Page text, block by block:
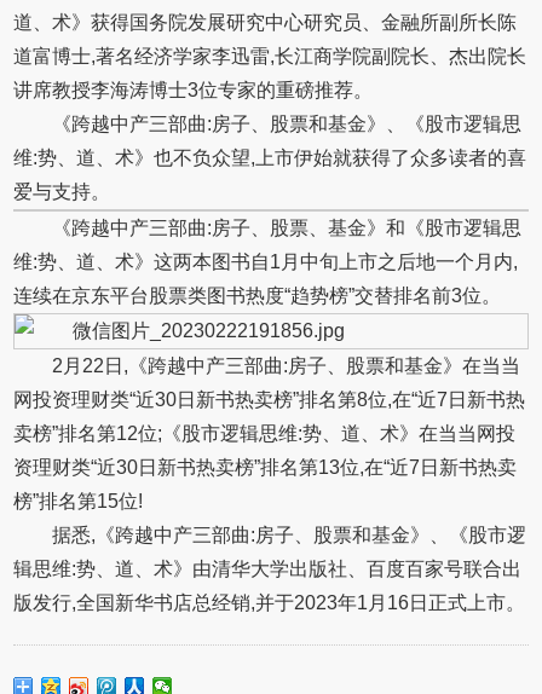
道、术》获得国务院发展研究中心研究员、金融所副所长陈
道富博士,著名经济学家李迅雷,长江商学院副院长、杰出院长
讲席教授李海涛博士3位专家的重磅推荐。
《跨越中产三部曲:房子、股票和基金》、《股市逻辑思
维:势、道、术》也不负众望,上市伊始就获得了众多读者的喜
爱与支持。
《跨越中产三部曲:房子、股票、基金》和《股市逻辑思
维:势、道、术》这两本图书自1月中旬上市之后地一个月内,
连续在京东平台股票类图书热度“趋势榜”交替排名前3位。
2月22日,《跨越中产三部曲:房子、股票和基金》在当当
网投资理财类“近30日新书热卖榜”排名第8位,在“近7日新书热
卖榜”排名第12位;《股市逻辑思维:势、道、术》在当当网投
资理财类“近30日新书热卖榜”排名第13位,在“近7日新书热卖
榜”排名第15位!
据悉,《跨越中产三部曲:房子、股票和基金》、《股市逻
辑思维:势、道、术》由清华大学出版社、百度百家号联合出
版发行,全国新华书店总经销,并于2023年1月16日正式上市。